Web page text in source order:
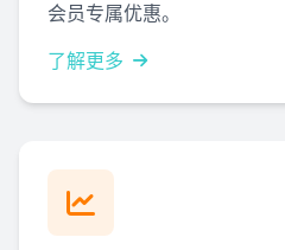
会员专属优惠。
了解更多